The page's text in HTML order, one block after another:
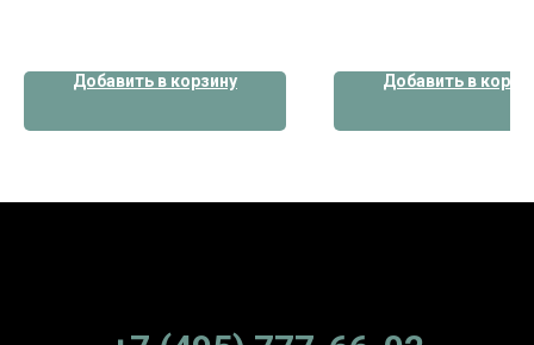
Добавить в корзину Добавить в